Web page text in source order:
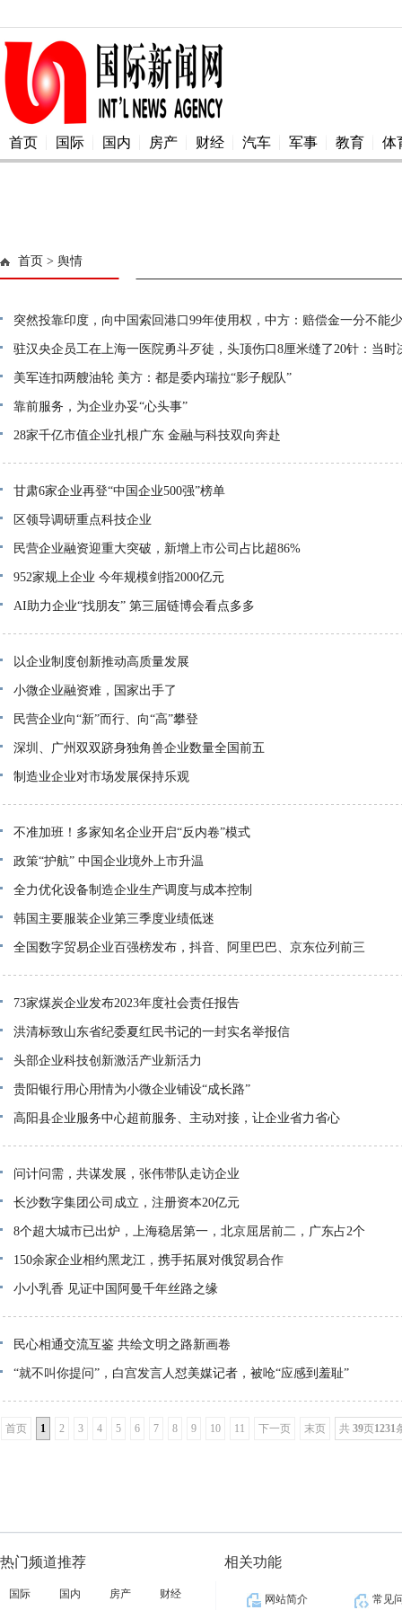
首页 国际 国内 房产 财经 汽车 军事 教育 体
首页 > 舆情
突然投靠印度，向中国索回港口99年使用权，中方：赔偿金一分不能
驻汉央企员工在上海一医院勇斗歹徒，头顶伤口8厘米缝了20针：当时
美军连扣两艘油轮 美方：都是委内瑞拉“影子舰队”
靠前服务，为企业办妥“心头事”
28家千亿市值企业扎根广东 金融与科技双向奔赴
甘肃6家企业再登“中国企业500强”榜单
区领导调研重点科技企业
民营企业融资迎重大突破，新增上市公司占比超86%
952家规上企业 今年规模剑指2000亿元
AI助力企业“找朋友” 第三届链博会看点多多
以企业制度创新推动高质量发展
小微企业融资难，国家出手了
民营企业向“新”而行、向“高”攀登
深圳、广州双双跻身独角兽企业数量全国前五
制造业企业对市场发展保持乐观
不准加班！多家知名企业开启“反内卷”模式
政策“护航” 中国企业境外上市升温
全力优化设备制造企业生产调度与成本控制
韩国主要服装企业第三季度业绩低迷
全国数字贸易企业百强榜发布，抖音、阿里巴巴、京东位列前三
73家煤炭企业发布2023年度社会责任报告
洪清标致山东省纪委夏红民书记的一封实名举报信
头部企业科技创新激活产业新活力
贵阳银行用心用情为小微企业铺设“成长路”
高阳县企业服务中心超前服务、主动对接，让企业省力省心
问计问需，共谋发展，张伟带队走访企业
长沙数字集团公司成立，注册资本20亿元
8个超大城市已出炉，上海稳居第一，北京屈居前二，广东占2个
150余家企业相约黑龙江，携手拓展对俄贸易合作
小小乳香 见证中国阿曼千年丝路之缘
民心相通交流互鉴 共绘文明之路新画卷
“就不叫你提问”，白宫发言人怼美媒记者，被呛“应感到羞耻”
首页 1 2 3 4 5 6 7 8 9 10 11 下一页 末页 共 39页1231
热门频道推荐
国际 国内 房产 财经
相关功能
网站简介 常见